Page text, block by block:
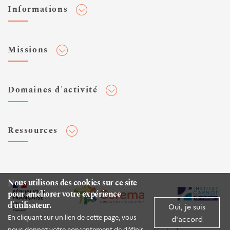
Nous utilisons des cookies sur ce site
pour améliorer votre expérience
d'utilisateur.
En cliquant sur un lien de cette page, vous
Oui, je suis
d'accord
Informations
Flux RSS
Veilles et newsletters
Expertises Territoires
Espace presse
Missions
Normalisation
Domaines d'activité
Infrastructures de transport
Environnement et risques
Mer et littoral
Ressources
Rapports d'étude
Publications HAL
Documentation routière (DTRF)
Logiciels & apps